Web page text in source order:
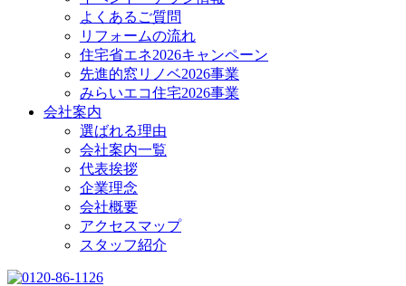
よくあるご質問
リフォームの流れ
住宅省エネ2026キャンペーン
先進的窓リノベ2026事業
みらいエコ住宅2026事業
会社案内
選ばれる理由
会社案内一覧
代表挨拶
企業理念
会社概要
アクセスマップ
スタッフ紹介